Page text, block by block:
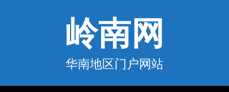
岭南网
华南地区门户网站